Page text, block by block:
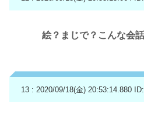
絵？まじで？こんな会
13 : 2020/09/18(金) 20:53:14.880